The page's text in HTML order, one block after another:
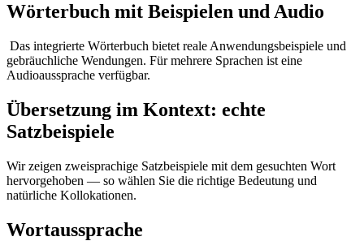
Wörterbuch mit Beispielen und Audio
Das integrierte Wörterbuch bietet reale Anwendungsbeispiele und
gebräuchliche Wendungen. Für mehrere Sprachen ist eine
Audioaussprache verfügbar.
Übersetzung im Kontext: echte
Satzbeispiele
Wir zeigen zweisprachige Satzbeispiele mit dem gesuchten Wort
hervorgehoben — so wählen Sie die richtige Bedeutung und
natürliche Kollokationen.
Wortaussprache